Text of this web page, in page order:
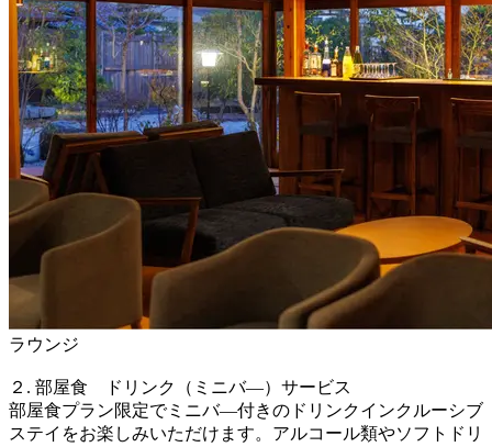
ラウンジ
２. 部屋食 ドリンク（ミニバ―）サービス
部屋食プラン限定でミニバ―付きのドリンクインクルーシブ
ステイをお楽しみいただけます。アルコール類やソフトドリ